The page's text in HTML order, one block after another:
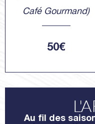
Café Gourmand)
50€
Au fil des